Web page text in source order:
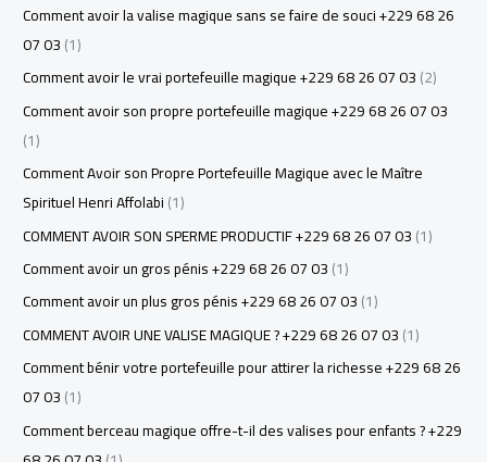
Comment avoir la valise magique sans se faire de souci +229 68 26
07 03(1)
Comment avoir le vrai portefeuille magique +229 68 26 07 03(2)
Comment avoir son propre portefeuille magique +229 68 26 07 03
(1)
Comment Avoir son Propre Portefeuille Magique avec le Maître
Spirituel Henri Affolabi(1)
COMMENT AVOIR SON SPERME PRODUCTIF +229 68 26 07 03(1)
Comment avoir un gros pénis +229 68 26 07 03(1)
Comment avoir un plus gros pénis +229 68 26 07 03(1)
COMMENT AVOIR UNE VALISE MAGIQUE ? +229 68 26 07 03(1)
Comment bénir votre portefeuille pour attirer la richesse +229 68 26
07 03(1)
Comment berceau magique offre-t-il des valises pour enfants ? +229